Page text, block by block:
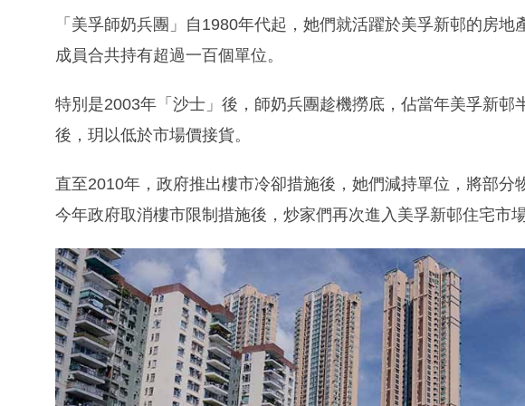
「美孚師奶兵團」自1980年代起，她們就活躍於美孚新邨的房
成員合共持有超過一百個單位。
特別是2003年「沙士」後，師奶兵團趁機撈底，佔當年美孚新邨
後，玥以低於市場價接貨。
直至2010年，政府推出樓市冷卻措施後，她們減持單位，將部分
今年政府取消樓市限制措施後，炒家們再次進入美孚新邨住宅市